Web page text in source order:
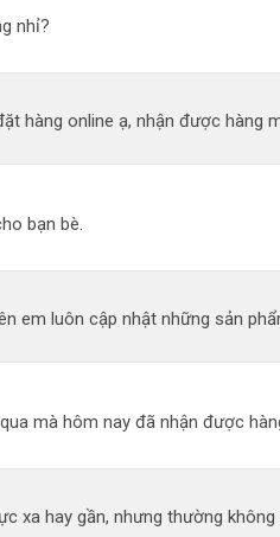
nhỉ?
hàng online ạ, nhận được
bạn bè.
em luôn cập nhật những sản
mà hôm nay đã nhận được
xa hay gần, nhưng thường